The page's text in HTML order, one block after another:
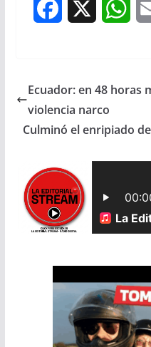
e
b
o
k
W
t
Ecuador: en 48 horas
violencia narco
Culminó el enripiado